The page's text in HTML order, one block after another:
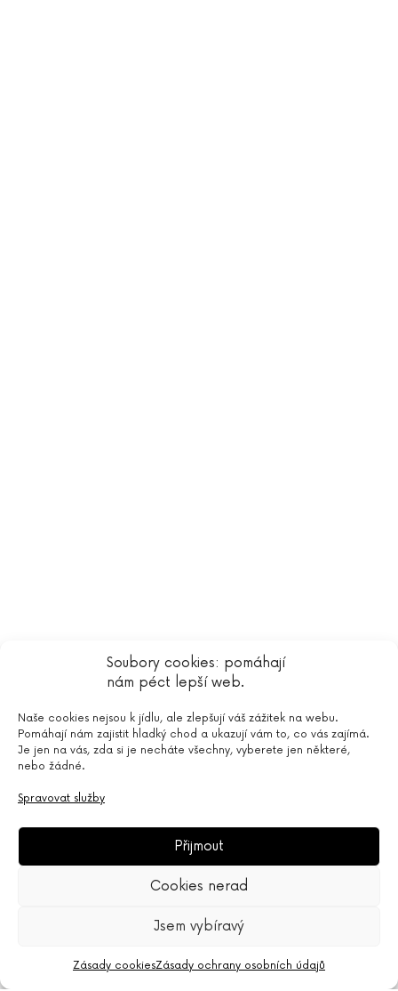
Soubory cookies: pomáhají
nám péct lepší web.
Naše cookies nejsou k jídlu, ale zlepšují váš zážitek na webu.
Pomáhají nám zajistit hladký chod a ukazují vám to, co vás zajímá.
Je jen na vás, zda si je necháte všechny, vyberete jen některé,
nebo žádné.
Spravovat služby
Přijmout
Cookies nerad
Jsem vybíravý
Zásady cookiesZásady ochrany osobních údajů
3